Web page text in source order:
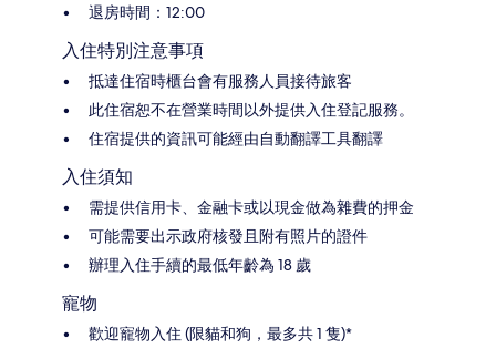
退房時間：12:00
入住特別注意事項
抵達住宿時櫃台會有服務人員接待旅客
此住宿恕不在營業時間以外提供入住登記服務。
住宿提供的資訊可能經由自動翻譯工具翻譯
入住須知
需提供信用卡、金融卡或以現金做為雜費的押金
可能需要出示政府核發且附有照片的證件
辦理入住手續的最低年齡為 18 歲
寵物
歡迎寵物入住 (限貓和狗，最多共 1 隻)*